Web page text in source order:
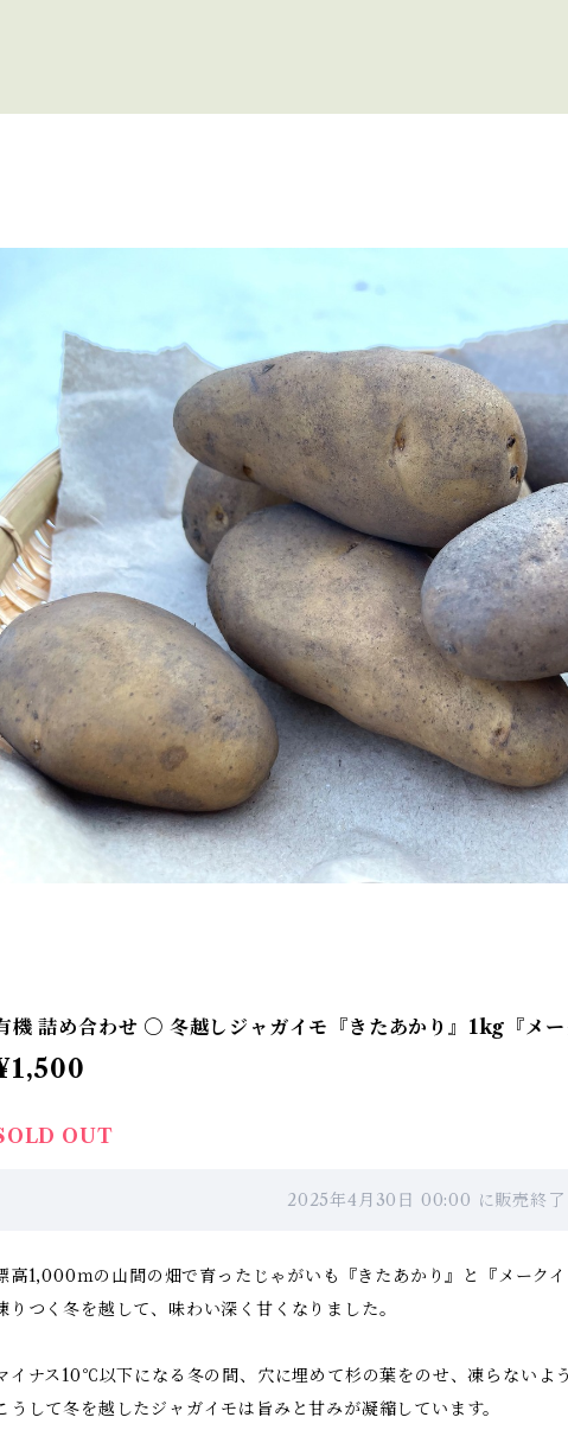
機 詰め合わせ 〇 冬越しジャガイモ『きたあかり』1kg『メ
OUT
2025年4月30日 00:00 に販売終了
高1,000ｍの山間の畑で育ったじゃがいも『きたあかり』と『メークイ
りつく冬を越して、味わい深く甘くなりました。
イナス10℃以下になる冬の間、穴に埋めて杉の葉をのせ、凍らないよ
うして冬を越したジャガイモは旨みと甘みが凝縮しています。